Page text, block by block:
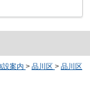
設案内 > 品川区 > 品川区